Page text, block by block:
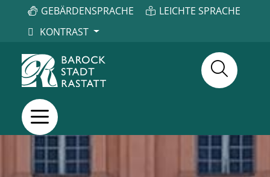
GEBÄRDENSPRACHE
LEICHTE SPRACHE
KONTRAST